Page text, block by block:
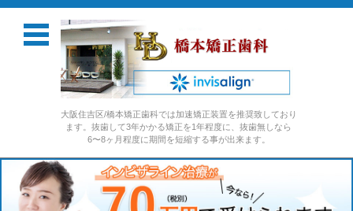
大阪住吉区/橋本矯正歯科では加速矯正装置を推奨致しており
ます。抜歯して3年かかる矯正を1年程度に、抜歯無しなら
6〜8ヶ月程度に期間を短縮する事が出来ます。